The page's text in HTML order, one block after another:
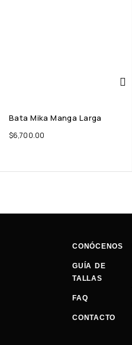
Bata Mika Manga Larga
$6,700.00
CONÓCENOS
GUÍA DE
TALLAS
FAQ
CONTACTO